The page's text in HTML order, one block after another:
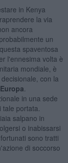
in Kenya
la via
ancora
un
spaventosa
l'ennesima volta è
mondiale, è
con la
Europa
in una sede
portata.
salpano in
o inabissarsi
sono tratti
di soccorso